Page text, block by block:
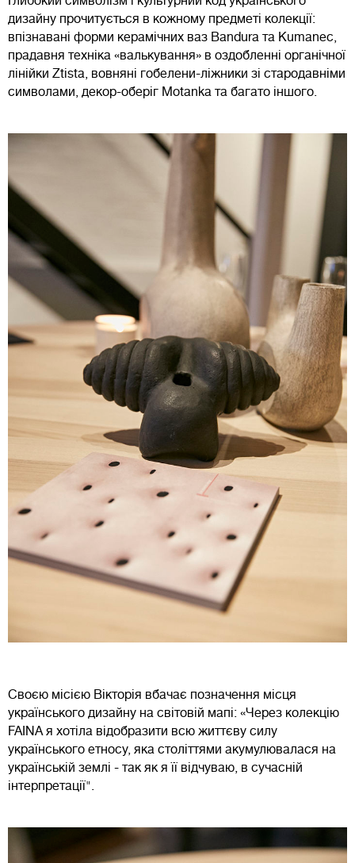
дизайну прочитується в кожному предметі колекції:
впізнавані форми керамічних ваз Bandura та Kumanec,
прадавня техніка «валькування» в оздобленні органічної
лінійки Ztista, вовняні гобелени-ліжники зі стародавніми
символами, декор-оберіг Motanka та багато іншого.
Своєю місією Вікторія вбачає позначення місця
українського дизайну на світовій мапі: «Через колекцію
FAINA я хотіла відобразити всю життєву силу
українського етносу, яка століттями акумулювалася на
українській землі - так як я її відчуваю, в сучасній
інтерпретації".